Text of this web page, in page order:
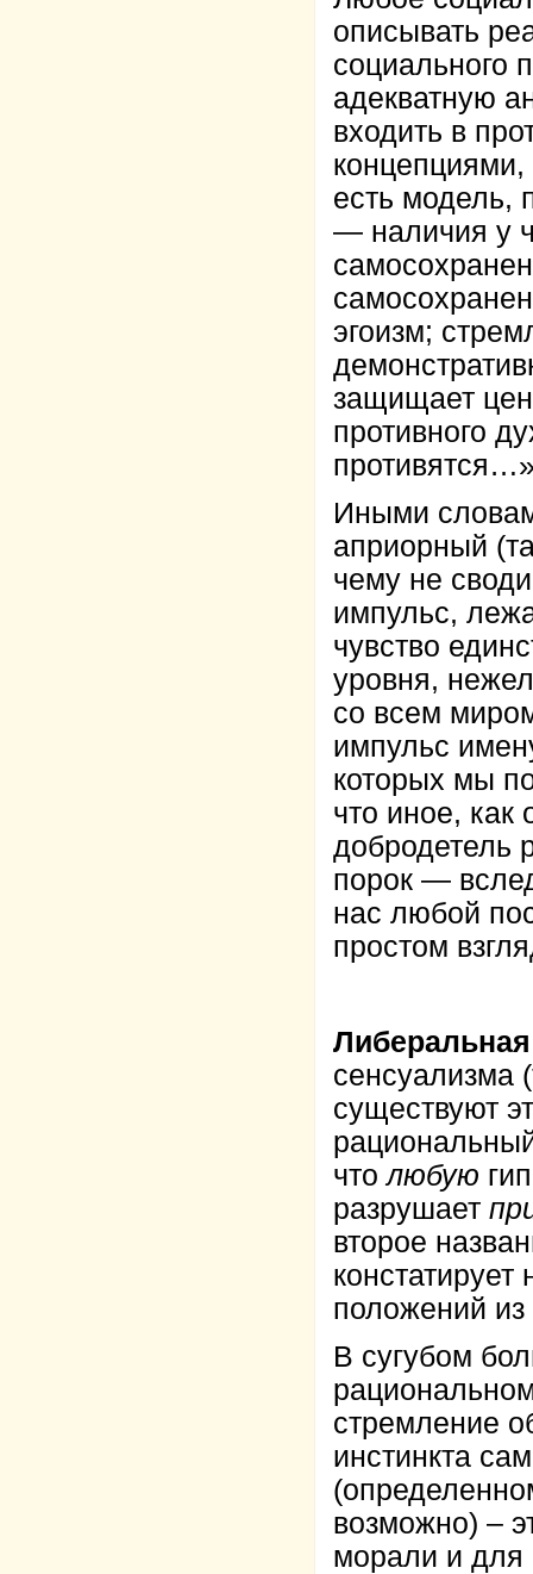
описывать
социального
адекватную
входить в
есть модель,
— наличия у
эгоизм;
защищает
противного
Иными
априорный
чему не
импульс,
чувство
уровня,
со всем
импульс
которых мы
что иное,
добродетель
порок —
нас любой
простом
сенсуализма
существуют
чтолюбую
разрушает
второе
положений
В сугубом
стремление
инстинкта
возможно) –
морали и для